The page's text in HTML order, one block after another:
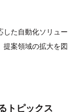
した自動化ソリュー
提案領域の拡大を図
トピックス